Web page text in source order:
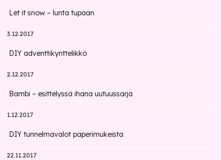
Let it snow – lunta tupaan
3.12.2017
DIY adventtikynttelikkö
2.12.2017
Bambi – esittelyssä ihana uutuussarja
1.12.2017
DIY tunnelmavalot paperimukeista
22.11.2017